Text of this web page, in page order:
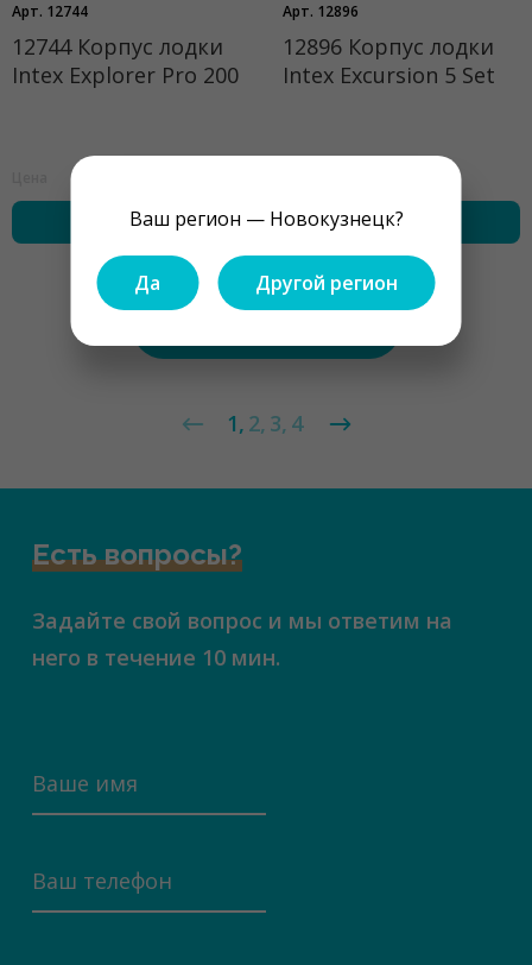
Ваш регион — Новокузнецк?
Да Другой регион
Арт. 12744
12744 Корпус лодки
Intex Explorer Pro 200
36100 ₽
купить
Арт. 12896
12896 Корпус лодки
Intex Excursion 5 Set
купить
1 2 3 4
Есть вопросы?
Задайте свой вопрос и мы ответим на
него в течение 10 мин.